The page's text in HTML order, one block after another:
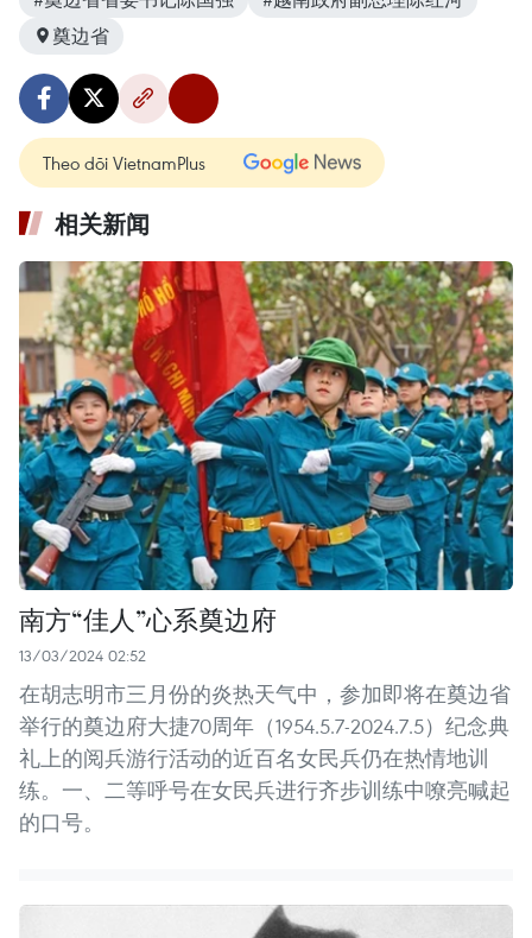
奠边省
Theo dõi VietnamPlus
相关新闻
南方“佳人”心系奠边府
13/03/2024 02:52
在胡志明市三月份的炎热天气中，参加即将在奠边省
举行的奠边府大捷70周年（1954.5.7-2024.7.5）纪念典
礼上的阅兵游行活动的近百名女民兵仍在热情地训
练。一、二等呼号在女民兵进行齐步训练中嘹亮喊起
的口号。